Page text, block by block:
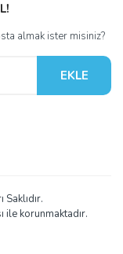
almak ister misiniz?
EKLE
ile korunmaktadır.